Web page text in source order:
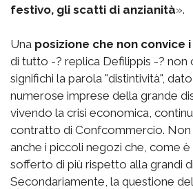
festivo, gli scatti di anzianità».
Una posizione che non convice
di tutto -? replica Defilippis -? non
significhi la parola "distintività",
numerose imprese della grande
vivendo la crisi economica,
contratto di Confcommercio. Non
anche i piccoli negozi che, come
sofferto di più rispetto alla grandi
Secondariamente, la questione